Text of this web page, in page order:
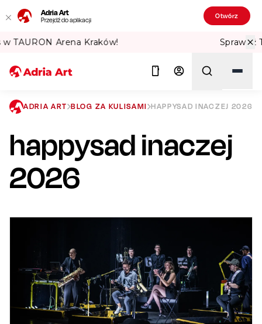
Adria Art
Przejdź do aplikacji Otwórz
Sprawdź Teatralne Lato w PKiN! 🏛️
Szukaj
ADRIA ART BLOG ZA KULISAMI HAPPYSAD INACZEJ 2026
happysad inaczej
2026